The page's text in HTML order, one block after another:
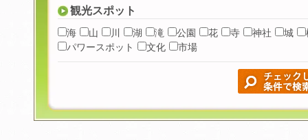
観光スポット
海 山 川 湖 滝 公園 花 寺 神社 城
パワースポット
文化 市場